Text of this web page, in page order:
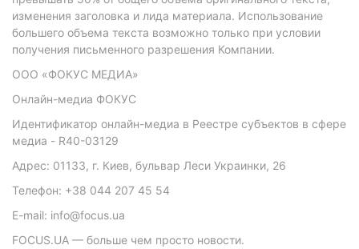
изменения заголовка и лида материала. Использование
большего объема текста возможно только при условии
получения письменного разрешения Компании.
ООО «ФОКУС МЕДИА»
Онлайн-медиа ФОКУС
Идентификатор онлайн-медиа в Реестре субъектов в сфере
медиа - R40-03129
Адрес: 01133, г. Киев, бульвар Леси Украинки, 26
Телефон: +38 044 207 45 54
E-mail: info@focus.ua
FOCUS.UA — больше чем просто новости.